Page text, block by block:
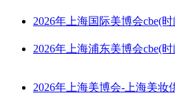
2026年上海国际美博会cbe(
2026年上海浦东美博会cbe(
2026年上海美博会-上海美妆